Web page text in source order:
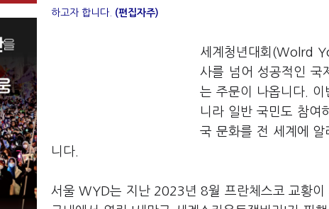
하고자 합니다. (편집자주)
세계청년대회(Wolrd
사를 넘어 성공적인 국
는 주문이 나옵니다.
니라 일반 국민도 참여
국 문화를 전 세계에
니다.
서울 WYD는 지난 2023년 8월 프란체스코 교황이